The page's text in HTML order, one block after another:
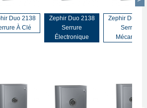
Duo 2138
À Clé
Zephir Duo 2138
Serrure
Électronique
Zephir Duo
Serrure
Mécanique